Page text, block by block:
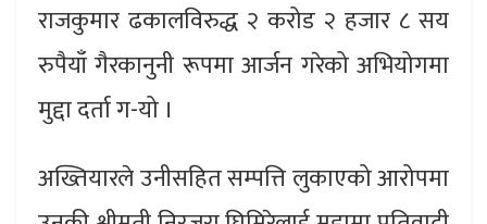
राजकुमार ढकालविरुद्ध २ करोड २ हजार ८ सय
रुपैयाँ गैरकानुनी रूपमा आर्जन गरेको अभियोगमा
मुद्दा दर्ता ग-यो ।
अख्तियारले उनीसहित सम्पत्ति लुकाएको आरोपमा